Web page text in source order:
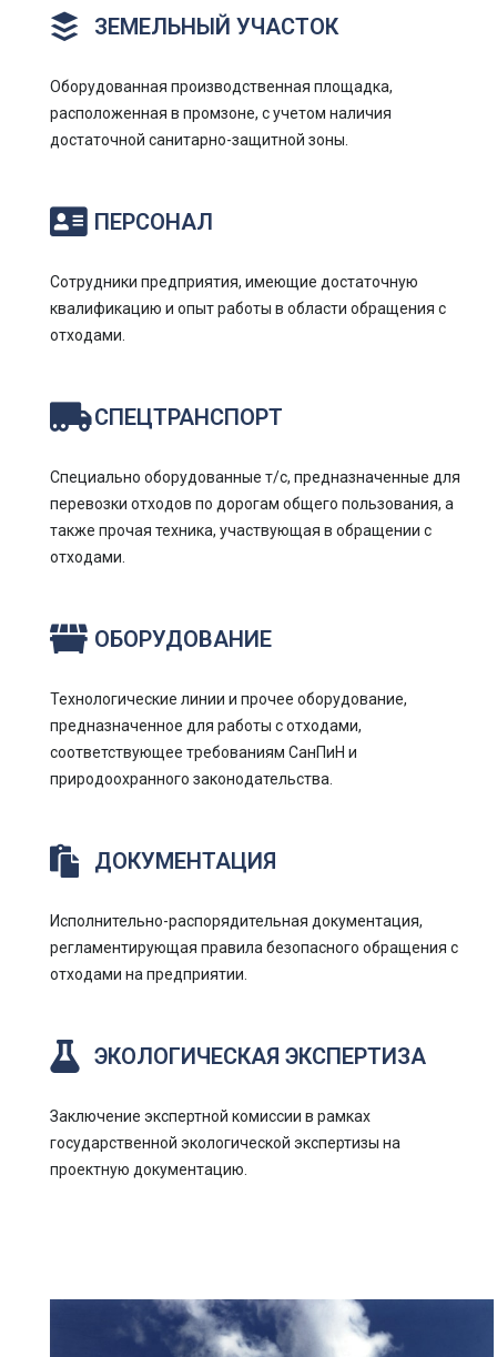
ЗЕМЕЛЬНЫЙ УЧАСТОК
Оборудованная производственная площадка,
расположенная в промзоне, с учетом наличия
достаточной санитарно-защитной зоны.
ПЕРСОНАЛ
Сотрудники предприятия, имеющие достаточную
квалификацию и опыт работы в области обращения с
отходами.
СПЕЦТРАНСПОРТ
Специально оборудованные т/с, предназначенные для
перевозки отходов по дорогам общего пользования, а
также прочая техника, участвующая в обращении с
отходами.
ОБОРУДОВАНИЕ
Технологические линии и прочее оборудование,
предназначенное для работы с отходами,
соответствующее требованиям СанПиН и
природоохранного законодательства.
ДОКУМЕНТАЦИЯ
Исполнительно-распорядительная документация,
регламентирующая правила безопасного обращения с
отходами на предприятии.
ЭКОЛОГИЧЕСКАЯ ЭКСПЕРТИЗА
Заключение экспертной комиссии в рамках
государственной экологической экспертизы на
проектную документацию.